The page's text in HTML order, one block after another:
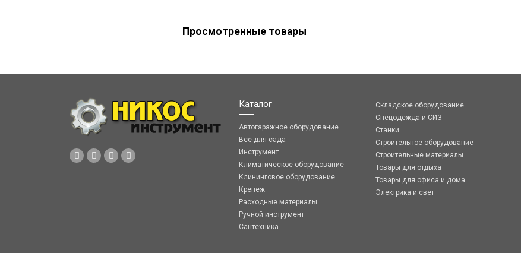
Просмотренные товары
Каталог
Автогаражное оборудование
Все для сада
Инструмент
Климатическое оборудование
Клининговое оборудование
Крепеж
Расходные материалы
Ручной инструмент
Сантехника
Складское оборудование
Спецодежда и СИЗ
Станки
Строительное оборудование
Строительные материалы
Товары для отдыха
Товары для офиса и дома
Электрика и свет